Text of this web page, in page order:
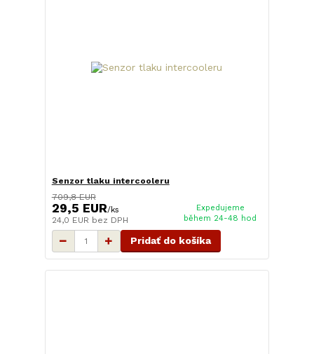
Senzor tlaku intercooleru
709,8 EUR
29,5 EUR/ks
24,0 EUR bez DPH
Expedujeme
během 24-48 hod
Pridať do košíka